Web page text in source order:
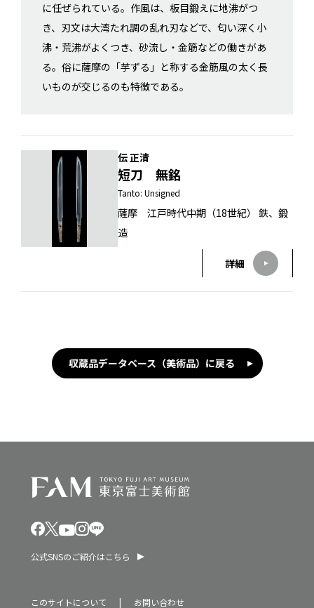
に任ぜられている。作風は、板目鍛えに地沸がつ
き、刃文は大湾たれ調の乱れ刃などで、匂い深く小
沸・荒沸がよくつき、砂流し・金筋などの働きがあ
る。俗に薩摩の「芋ずる」と称する金筋風の太く長
いものが交じるのも特徴である。
伝 正清
短刀 無銘
Tanto: Unsigned
薩摩 江戸時代中期（18世紀） 鉄、鍛
造
詳細
収蔵品データベース（美術品）に戻る
公式SNSのご紹介はこちら
このサイトについて お問い合わせ